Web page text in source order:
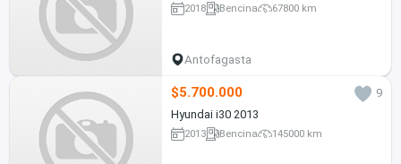
2018 Bencina 67800 km
Antofagasta
$5.700.000
9
Hyundai i30 2013
2013 Bencina 145000 km